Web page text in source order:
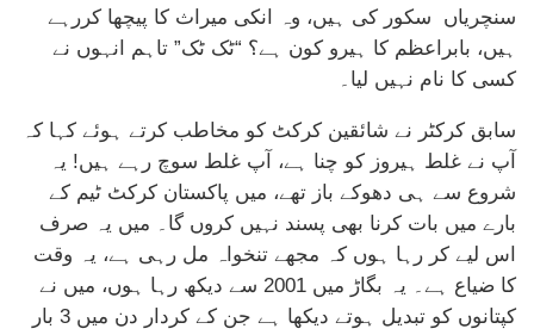
سنچریاں سکور کی ہیں، وہ انکی میراث کا پیچھا کررہے
ہیں، بابراعظم کا ہیرو کون ہے؟ “ٹک ٹک” تاہم انہوں نے
کسی کا نام نہیں لیا۔
سابق کرکٹر نے شائقین کرکٹ کو مخاطب کرتے ہوئے کہا کہ
آپ نے غلط ہیروز کو چنا ہے، آپ غلط سوچ رہے ہیں! یہ
شروع سے ہی دھوکے باز تھے، میں پاکستان کرکٹ ٹیم کے
بارے میں بات کرنا بھی پسند نہیں کروں گا۔ میں یہ صرف
اس لیے کر رہا ہوں کہ مجھے تنخواہ مل رہی ہے، یہ وقت
کا ضیاع ہے۔ یہ بگاڑ میں 2001 سے دیکھ رہا ہوں، میں نے
کپتانوں کو تبدیل ہوتے دیکھا ہے جن کے کردار دن میں 3 بار